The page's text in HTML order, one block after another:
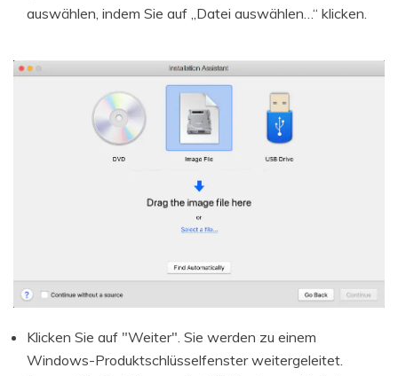
auswählen, indem Sie auf „Datei auswählen…“ klicken.
Klicken Sie auf "Weiter". Sie werden zu einem
Windows-Produktschlüsselfenster weitergeleitet.